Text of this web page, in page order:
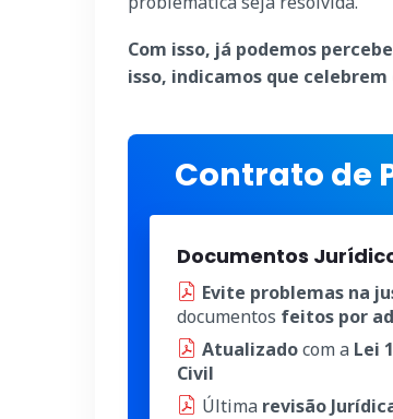
Com isso, já podemos
isso, indicamos que
Contrato de
Documentos
Evite problemas na
documentos feitos por
Atualizadocom a Lei
Civil
Última revisão